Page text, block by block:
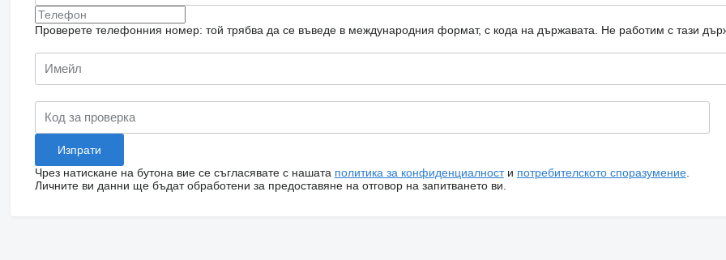
Проверете телефонния номер: той трябва да се въведе в международния формат, с кода на държавата. Не работим с тази
Чрез натискане на бутона вие се съгласявате с нашата политика за конфиденциалности потребителското споразумение.
Личните ви данни ще бъдат обработени за предоставяне на отговор на запитването ви.